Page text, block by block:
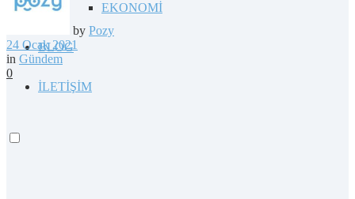
EKONOMİ
BLOG
İLETİŞİM
by Pozy
24 Ocak 2021
in Gündem
0